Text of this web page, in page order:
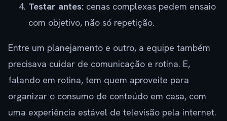
Testar antes: cenas complexas pedem ensaio
com objetivo, não só repetição.
Entre um planejamento e outro, a equipe também
precisava cuidar de comunicação e rotina. E,
falando em rotina, tem quem aproveite para
organizar o consumo de conteúdo em casa, com
uma experiência estável de televisão pela internet.